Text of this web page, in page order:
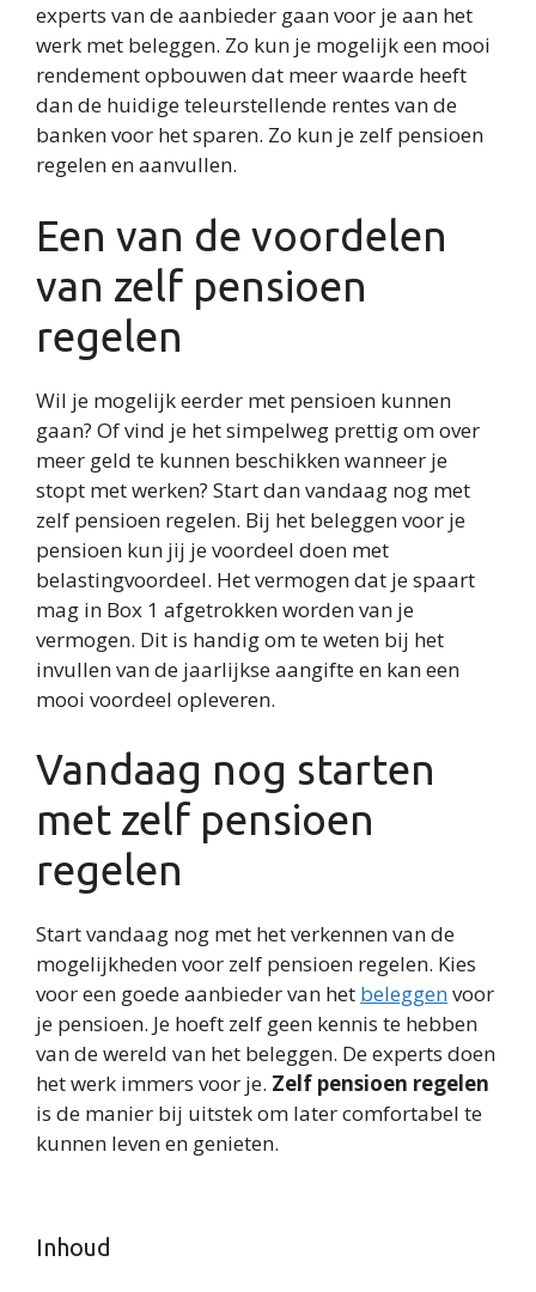
experts van de aanbieder gaan voor je aan het
werk met beleggen. Zo kun je mogelijk een mooi
rendement opbouwen dat meer waarde heeft
dan de huidige teleurstellende rentes van de
banken voor het sparen. Zo kun je zelf pensioen
regelen en aanvullen.
Een van de voordelen
van zelf pensioen
regelen
Wil je mogelijk eerder met pensioen kunnen
gaan? Of vind je het simpelweg prettig om over
meer geld te kunnen beschikken wanneer je
stopt met werken? Start dan vandaag nog met
zelf pensioen regelen. Bij het beleggen voor je
pensioen kun jij je voordeel doen met
belastingvoordeel. Het vermogen dat je spaart
mag in Box 1 afgetrokken worden van je
vermogen. Dit is handig om te weten bij het
invullen van de jaarlijkse aangifte en kan een
mooi voordeel opleveren.
Vandaag nog starten
met zelf pensioen
regelen
Start vandaag nog met het verkennen van de
mogelijkheden voor zelf pensioen regelen. Kies
voor een goede aanbieder van het beleggenvoor
je pensioen. Je hoeft zelf geen kennis te hebben
van de wereld van het beleggen. De experts doen
het werk immers voor je. Zelf pensioen regelen
is de manier bij uitstek om later comfortabel te
kunnen leven en genieten.
Inhoud